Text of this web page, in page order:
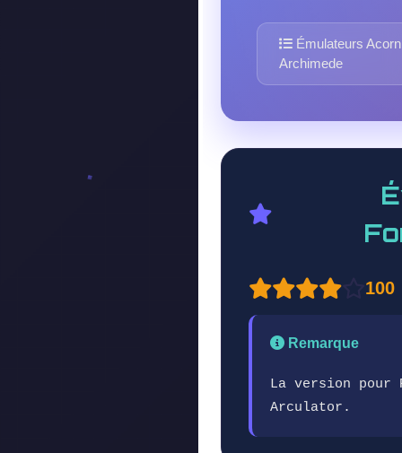
Émulateurs Acorn
Archimede
100
Remarque
La version pour
Arculator.